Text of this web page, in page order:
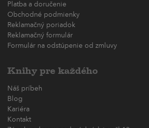
Platba a doručenie
Obchodné podmienky
Reklamačný poriadok
Reklamačný formulár
Formulár na odstúpenie od zmluvy
Knihy pre každého
Náš príbeh
Blog
Kariéra
Kontakt